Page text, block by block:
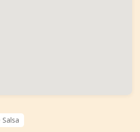
Salsa